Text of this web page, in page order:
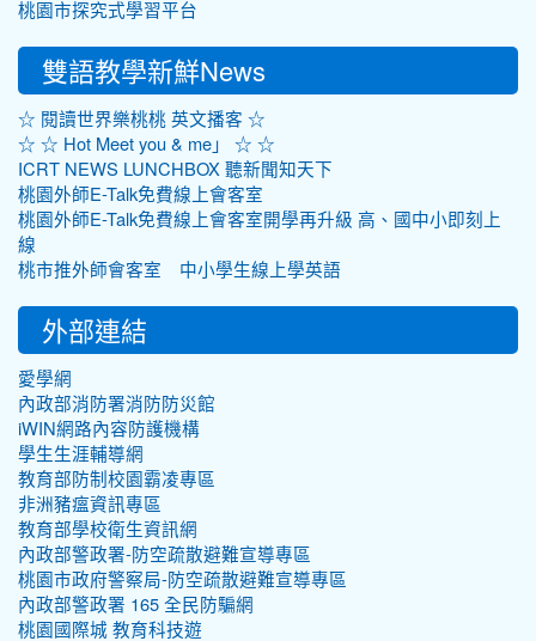
桃園市探究式學習平台
雙語教學新鮮News
☆ 閱讀世界樂桃桃 英文播客 ☆
☆ ☆ Hot Meet you & me」 ☆ ☆
ICRT NEWS LUNCHBOX 聽新聞知天下
桃園外師E-Talk免費線上會客室
桃園外師E-Talk免費線上會客室開學再升級 高、國中小即刻上
線
桃市推外師會客室 中小學生線上學英語
外部連結
愛學網
內政部消防署消防防災館
iWIN網路內容防護機構
學生生涯輔導網
教育部防制校園霸凌專區
非洲豬瘟資訊專區
教育部學校衛生資訊網
內政部警政署-防空疏散避難宣導專區
桃園市政府警察局-防空疏散避難宣導專區
內政部警政署 165 全民防騙網
桃園國際城 教育科技遊